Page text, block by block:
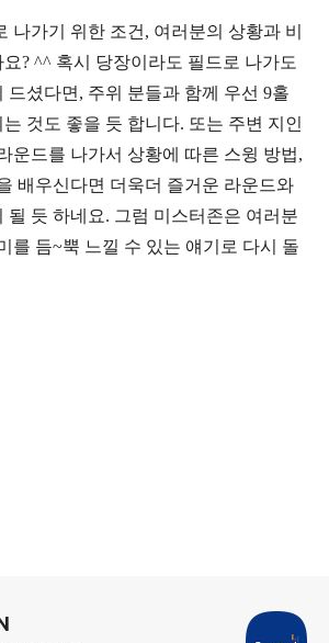
나가기 위한 조건 , 여러분의 상황과 비
? ^^ 혹시 당장이라도 필드로 나가도
드셨다면 , 주위 분들과 함께 우선 9홀
것도 좋을 듯 합니다. 또는 주변 지인
운드를 나가서 상황에 따른 스윙 방법,
배우신다면 더욱더 즐거운 라운드와
될 듯 하네요. 그럼 미스터존은 여러분
를 듬~뿍 느낄 수 있는 얘기로 다시 돌